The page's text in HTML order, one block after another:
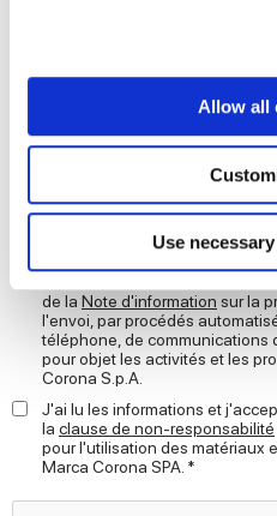
If you allow, we would also
Collect information
location which can be
Identify your device
specific characteristics
Find out more about how
and set your preferences in
We use cookies to
provide social media
We also share information
our social media,
may combine it with other
provided to them or that
of their services.
Allow all
Use
demande, conformément à la
la protection de la vie privée. *
de la Note d'information sur la
l'envoi, par procédés
téléphone, de communications
pour objet les activités et les
Corona S.p.A.
J'ai lu les informations et
la clause de non-responsabilité
pour l'utilisation des matériaux
Marca Corona SPA. *